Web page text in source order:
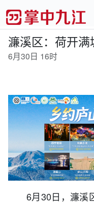
濂溪区：荷开满
6月30日 16时
6月30日，濂溪